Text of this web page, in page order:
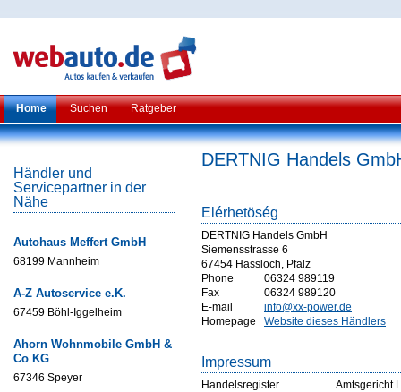
Home Suchen Ratgeber
Händler und
Servicepartner in der
Nähe
Autohaus Meffert GmbH
68199 Mannheim
A-Z Autoservice e.K.
67459 Böhl-Iggelheim
Ahorn Wohnmobile GmbH &
Co KG
67346 Speyer
DERTNIG Handels
Elérhetöség
DERTNIG Handels GmbH
Siemensstrasse 6
67454 Hassloch, Pfalz
Phone
06324 989119
Fax
06324 989120
E-mail
info@xx-power.de
Homepage
Website dieses Händlers
Impressum
Handelsregister
Amtsgericht